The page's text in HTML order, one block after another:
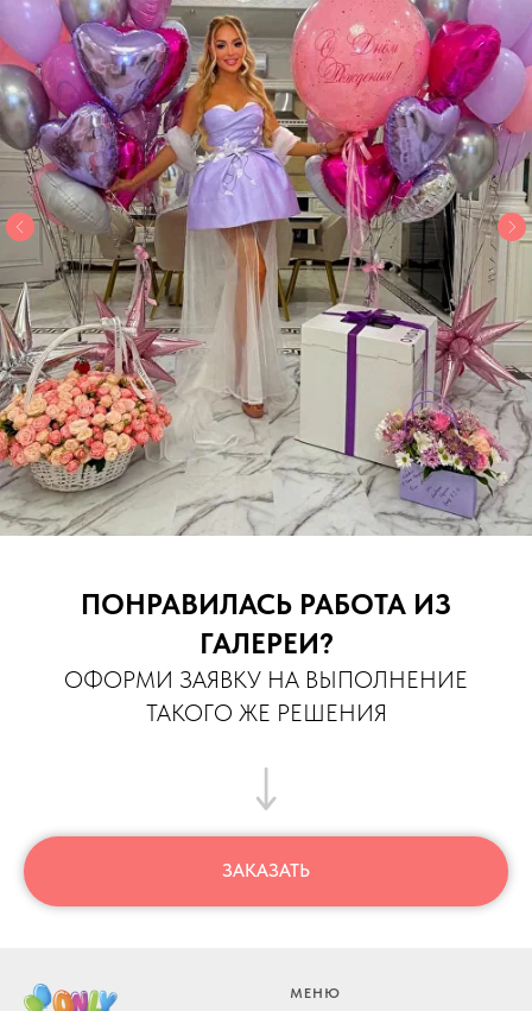
ПОНРАВИЛАСЬ РАБОТА ИЗ
ГАЛЕРЕИ?
ОФОРМИ ЗАЯВКУ НА ВЫПОЛНЕНИЕ
ТАКОГО ЖЕ РЕШЕНИЯ
ЗАКАЗАТЬ
МЕНЮ